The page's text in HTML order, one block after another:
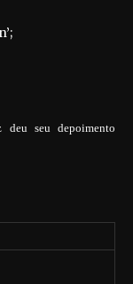
deu seu depoimento